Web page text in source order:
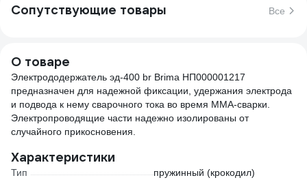
Сопутствующие товары Все
О товаре
Электрододержатель эд-400 br Brima НП000001217
предназначен для надежной фиксации, удержания электрода
и подвода к нему сварочного тока во время MMA-сварки.
Электропроводящие части надежно изолированы от
случайного прикосновения.
Характеристики
Тип
пружинный (крокодил)